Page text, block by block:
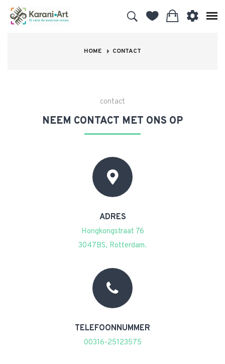
HOME CONTACT
contact
NEEM CONTACT MET ONS OP
ADRES
Hongkongstraat 76
3047BS, Rotterdam.
TELEFOONNUMMER
00316-25123575